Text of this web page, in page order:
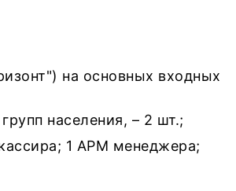
на основных входных
населения, – 2 шт.;
1 АРМ менеджера;